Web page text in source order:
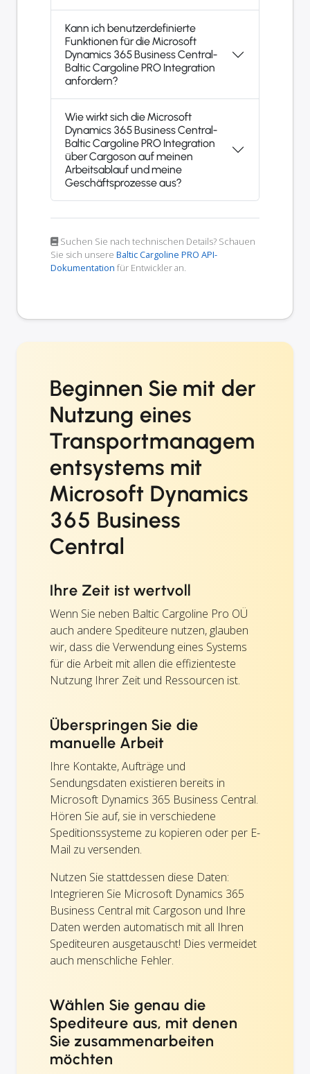
Kann ich benutzerdefinierte
Funktionen für die Microsoft
Dynamics 365 Business Central-
Baltic Cargoline PRO Integration
anfordern?
Wie wirkt sich die Microsoft
Dynamics 365 Business Central-
Baltic Cargoline PRO Integration
über Cargoson auf meinen
Arbeitsablauf und meine
Geschäftsprozesse aus?
Suchen Sie nach technischen Details? Schauen
Sie sich unsere Baltic Cargoline PRO API-
Dokumentation für Entwickler an.
Beginnen Sie mit der
Nutzung eines
Transportmanagem
entsystems mit
Microsoft Dynamics
365 Business
Central
Ihre Zeit ist wertvoll
Wenn Sie neben Baltic Cargoline Pro OÜ
auch andere Spediteure nutzen, glauben
wir, dass die Verwendung eines Systems
für die Arbeit mit allen die effizienteste
Nutzung Ihrer Zeit und Ressourcen ist.
Überspringen Sie die
manuelle Arbeit
Ihre Kontakte, Aufträge und
Sendungsdaten existieren bereits in
Microsoft Dynamics 365 Business Central.
Hören Sie auf, sie in verschiedene
Speditionssysteme zu kopieren oder per E-
Mail zu versenden.
Nutzen Sie stattdessen diese Daten:
Integrieren Sie Microsoft Dynamics 365
Business Central mit Cargoson und Ihre
Daten werden automatisch mit all Ihren
Spediteuren ausgetauscht! Dies vermeidet
auch menschliche Fehler.
Wählen Sie genau die
Spediteure aus, mit denen
Sie zusammenarbeiten
möchten